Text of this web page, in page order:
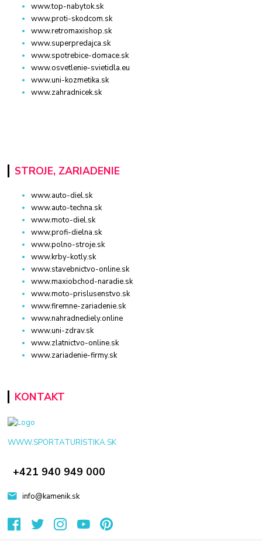
www.top-nabytok.sk
www.proti-skodcom.sk
www.retromaxishop.sk
www.superpredajca.sk
www.spotrebice-domace.sk
www.osvetlenie-svietidla.eu
www.uni-kozmetika.sk
www.zahradnicek.sk
STROJE, ZARIADENIE
www.auto-diel.sk
www.auto-techna.sk
www.moto-diel.sk
www.profi-dielna.sk
www.polno-stroje.sk
www.krby-kotly.sk
www.stavebnictvo-online.sk
www.maxiobchod-naradie.sk
www.moto-prislusenstvo.sk
www.firemne-zariadenie.sk
www.nahradnediely.online
www.uni-zdrav.sk
www.zlatnictvo-online.sk
www.zariadenie-firmy.sk
KONTAKT
WWW.SPORTATURISTIKA.SK
+421 940 949 000
info@kamenik.sk